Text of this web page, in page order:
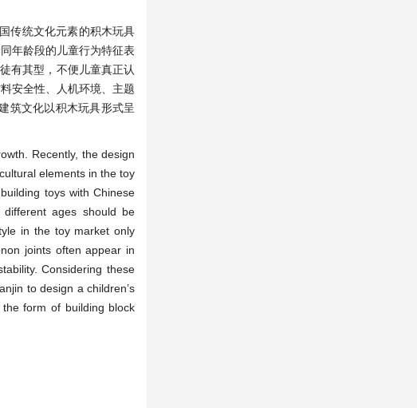
传统文化元素的积木玩具
年龄段的儿童行为特征表
有其型，不便儿童真正认
安全性、人机环境、主题
筑文化以积木玩具形式呈
Recently, the design
elements in the toy
toys with Chinese
ages should be
in the toy market only
joints often appear in
Considering these
to design a children’s
form of building block